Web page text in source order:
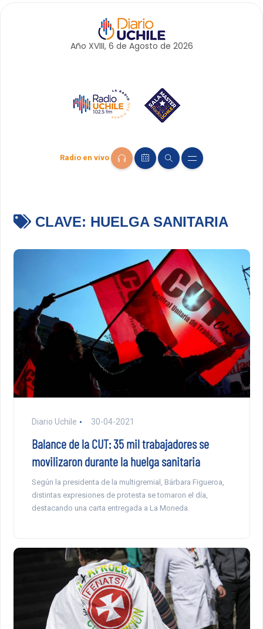
Año XVIII, 6 de Agosto de 2026
Radio en vivo
CLAVE: HUELGA SANITARIA
Diario Uchile 30-04-2021
Balance de la CUT: 35 mil trabajadores se
movilizaron durante la huelga sanitaria
Según la presidenta de la multigremial, Bárbara Figueroa,
distintas expresiones de protesta se tomaron el día,
destacando una carta entregada a La Moneda.